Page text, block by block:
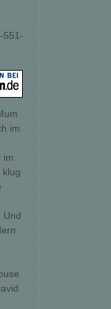
551-
im
im
klug
Und